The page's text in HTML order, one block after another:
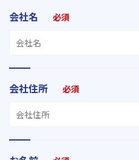
会社名 必須
会社住所 必須